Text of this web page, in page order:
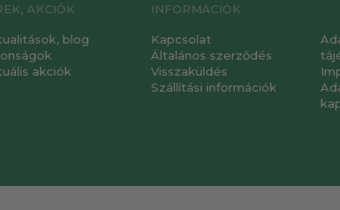
AKCIÓK
blog
akciók
INFORMÁCIÓK
Kapcsolat
Általános szerződés
Visszaküldés
Szállítási információk